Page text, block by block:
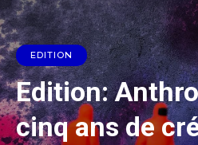
EDITION
Edition:
cinq ans de